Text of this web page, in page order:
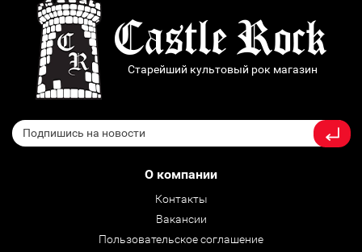
Старейший культовый рок магазин
О компании
Контакты
Вакансии
Пользовательское соглашение